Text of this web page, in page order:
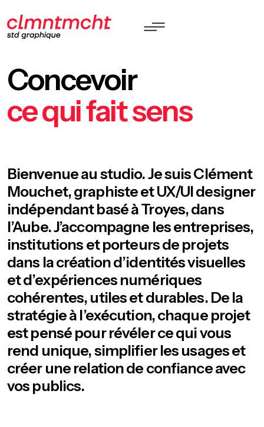
Concevoir
ce qui fait sens
Bienvenue au studio. Je suis Clément
Mouchet, graphiste et UX/UI designer
indépendant basé à Troyes, dans
l’Aube. J’accompagne les entreprises,
institutions et porteurs de projets
dans la création d’identités visuelles
et d’expériences numériques
cohérentes, utiles et durables. De la
stratégie à l’exécution, chaque projet
est pensé pour révéler ce qui vous
rend unique, simplifier les usages et
créer une relation de confiance avec
vos publics.